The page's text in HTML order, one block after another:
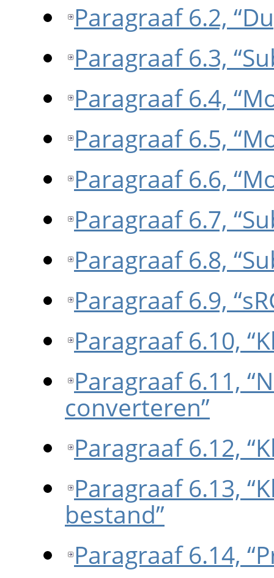
Paragraaf 6.2,
Paragraaf 6.3,
Paragraaf 6.4,
Paragraaf 6.5,
Paragraaf 6.6,
Paragraaf 6.7,
Paragraaf 6.8,
Paragraaf 6.9,
Paragraaf 6.10,
Paragraaf 6.11,
converteren”
Paragraaf 6.12,
Paragraaf 6.13,
bestand”
Paragraaf 6.14,